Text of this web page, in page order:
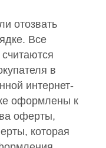
отозвать
Все
в
интернет-
оформлены к
оферты,
которая